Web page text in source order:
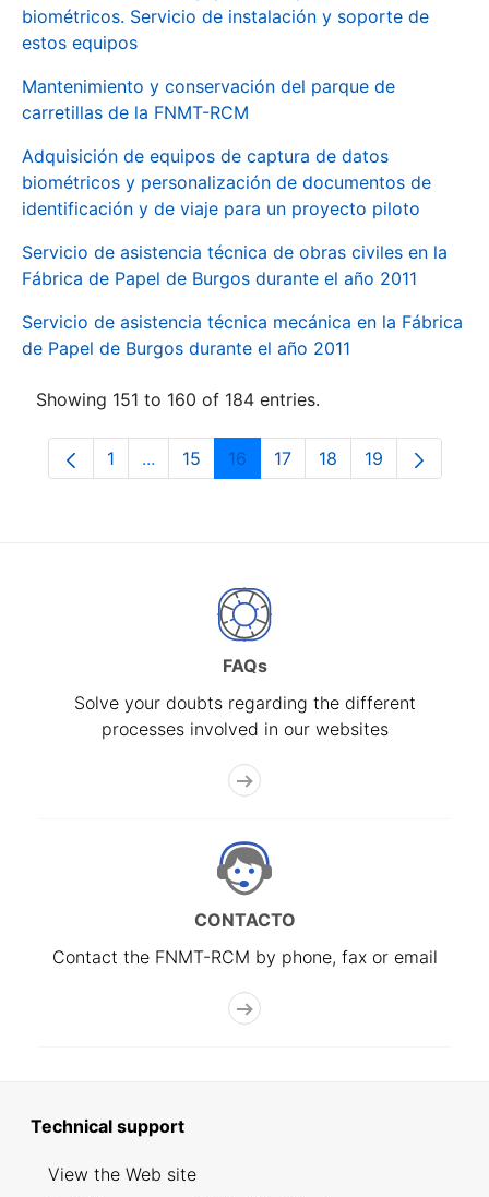
biométricos. Servicio de instalación y soporte de
estos equipos
Mantenimiento y conservación del parque de
carretillas de la FNMT-RCM
Adquisición de equipos de captura de datos
biométricos y personalización de documentos de
identificación y de viaje para un proyecto piloto
Servicio de asistencia técnica de obras civiles en la
Fábrica de Papel de Burgos durante el año 2011
Servicio de asistencia técnica mecánica en la Fábrica
de Papel de Burgos durante el año 2011
Showing 151 to 160 of 184 entries.
Page
1 ...Intermediate Pages Use TAB to navigate.
Page
15 Page
16 Page
17 Page
18 Page
19
FAQs
Solve your doubts regarding the different
processes involved in our websites
CONTACTO
Contact the FNMT-RCM by phone, fax or email
Technical support
View the Web site